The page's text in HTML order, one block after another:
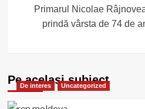
Primarul Nicolae
prindă vârsta de 74 de
Pe acelasi subiect
De interes Uncategorized